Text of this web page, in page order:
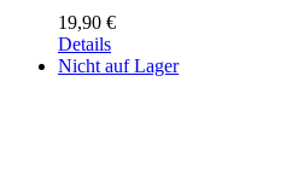
19,90 €
Details
Nicht auf Lager